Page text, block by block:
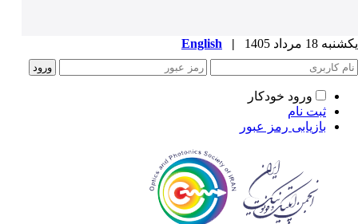
18 مرداد 1405 |
English
ورود خودکار
ثبت نام
بازیابی رمز عبور